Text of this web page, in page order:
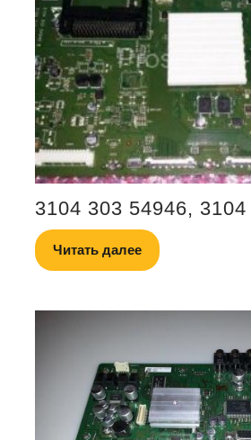
3104 303 54946,
Читать далее